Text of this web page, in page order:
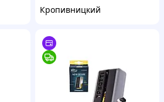
Кропивницкий